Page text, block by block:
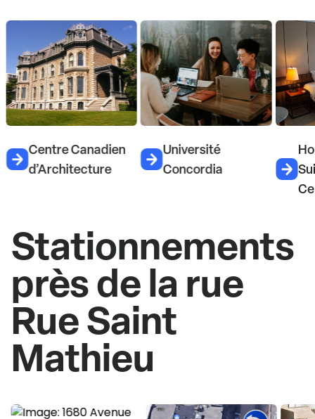
Université
Concordia
Holiday Inn &
Suites Montréal
Stationnements
près de la rue
Rue Saint
Mathieu